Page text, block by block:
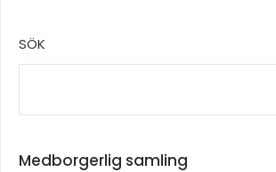
SÖK
Medborgerlig samling